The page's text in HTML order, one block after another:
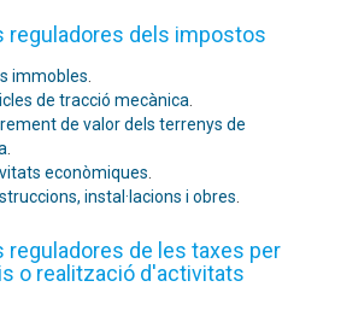
reguladores dels impostos
immobles
de tracció mecànica
de valor dels terrenys de
econòmiques
instal·lacions i obres
reguladores de les taxes per
o realització d'activitats